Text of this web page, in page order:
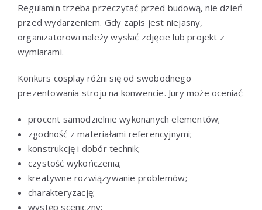
Regulamin trzeba przeczytać przed budową, nie dzień
przed wydarzeniem. Gdy zapis jest niejasny,
organizatorowi należy wysłać zdjęcie lub projekt z
wymiarami.
Konkurs cosplay różni się od swobodnego
prezentowania stroju na konwencie. Jury może oceniać:
procent samodzielnie wykonanych elementów;
zgodność z materiałami referencyjnymi;
konstrukcję i dobór technik;
czystość wykończenia;
kreatywne rozwiązywanie problemów;
charakteryzację;
występ sceniczny;